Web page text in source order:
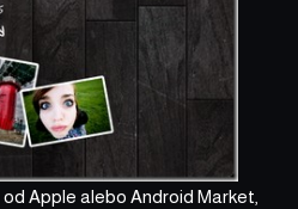
Apple alebo Android Market,